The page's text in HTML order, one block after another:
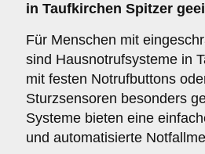
in Taufkirchen Spitzer
Für Menschen mit
sind Hausnotrufsysteme in
mit festen Notrufbuttons
Sturzsensoren besonders
Systeme bieten eine
und automatisierte